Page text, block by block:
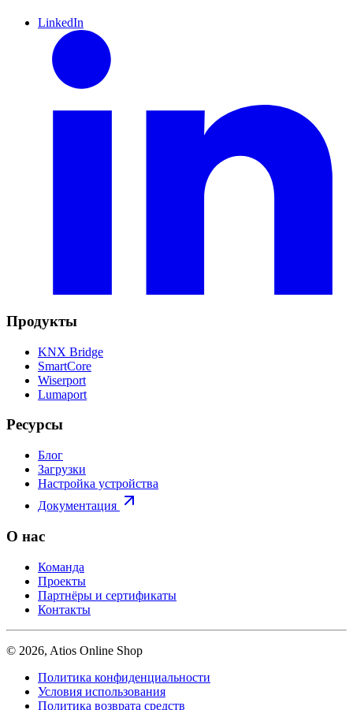
LinkedIn
Продукты
KNX Bridge
SmartCore
Wiserport
Lumaport
Ресурсы
Блог
Загрузки
Настройка устройства
Документация
О нас
Команда
Проекты
Партнёры и сертификаты
Контакты
© 2026, Atios Online Shop
Политика конфиденциальности
Условия использования
Политика возврата средств